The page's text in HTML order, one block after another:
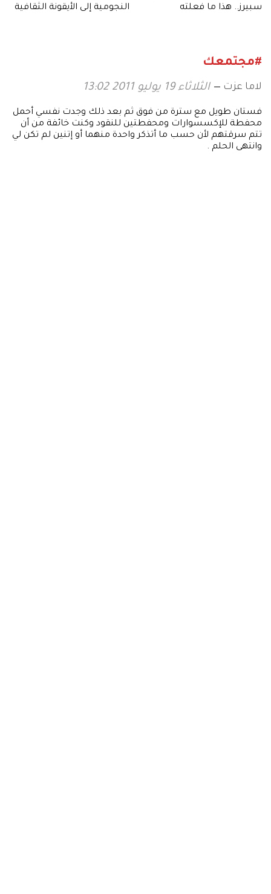
سبيرز.. هذا ما فعلته
النجومية إلى الأيقونة الثقافية
#مجتمعك
لاما عزت الثلاثاء 19 يوليو 2011 13:02
فستان طويل مع سترة من فوق ثم بعد ذلك وجدت نفسي أحمل
محفطة للإكسسوارات ومحفطتين للنقود وكنت خائفة من أن
تتم سرقتهم لأن حسب ما أتذكر واحدة منهما أو إتنين لم تكن لي
وانتهى الحلم .